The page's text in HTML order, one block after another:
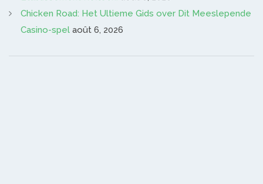
Chicken Road: Het Ultieme Gids over Dit Meeslepende
Casino-spel août 6, 2026